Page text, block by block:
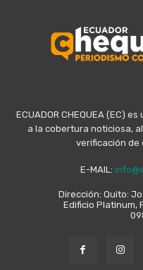
ECUADOR CHEQUEA (EC)
a la cobertura noticiosa,
verificación de
E-MAIL:
Dirección: Quito:
Edificio Platinum,